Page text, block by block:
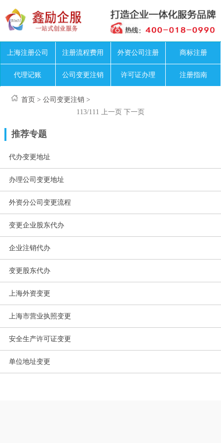
上海注册公司 注册流程费用 外资公司注册 商标注册
代理记账 公司变更注销 许可证办理 注册指南
首页 >公司变更注销 >
113/111
上一页 下一页
推荐专题
代办变更地址
办理公司变更地址
外资分公司变更流程
变更企业股东代办
企业注销代办
变更股东代办
上海外资变更
上海市营业执照变更
安全生产许可证变更
单位地址变更